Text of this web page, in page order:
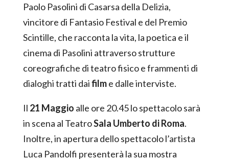
Paolo Pasolini di Casarsa della Delizia,
vincitore di Fantasio Festival e del Premio
Scintille, che racconta la vita, la poetica e il
cinema di Pasolini attraverso strutture
coreografiche di teatro fisico e frammenti di
dialoghi tratti daifilme dalle interviste.
Il 21 Maggio alle ore 20.45 lo spettacolo sarà
in scena al TeatroSala Umberto di Roma.
Inoltre, in apertura dello spettacolo l’artista
Luca Pandolfi presenterà la sua mostra